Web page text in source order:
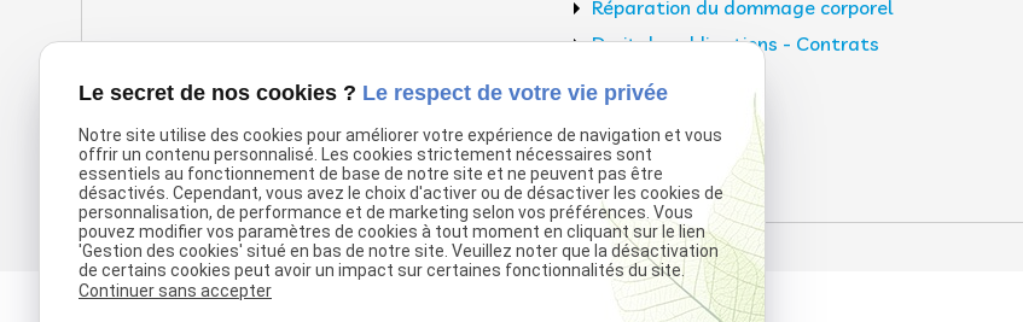
Réparation du dommage corporel
Droit des obligations - Contrats
Médiation
Contact
Le secret de nos cookies ? Le respect de votre vie privée
Notre site utilise des cookies pour améliorer votre expérience de navigation et vous
offrir un contenu personnalisé. Les cookies strictement nécessaires sont
essentiels au fonctionnement de base de notre site et ne peuvent pas être
désactivés. Cependant, vous avez le choix d'activer ou de désactiver les cookies de
personnalisation, de performance et de marketing selon vos préférences. Vous
pouvez modifier vos paramètres de cookies à tout moment en cliquant sur le lien
'Gestion des cookies' situé en bas de notre site. Veuillez noter que la désactivation
de certains cookies peut avoir un impact sur certaines fonctionnalités du site.
Continuer sans accepter